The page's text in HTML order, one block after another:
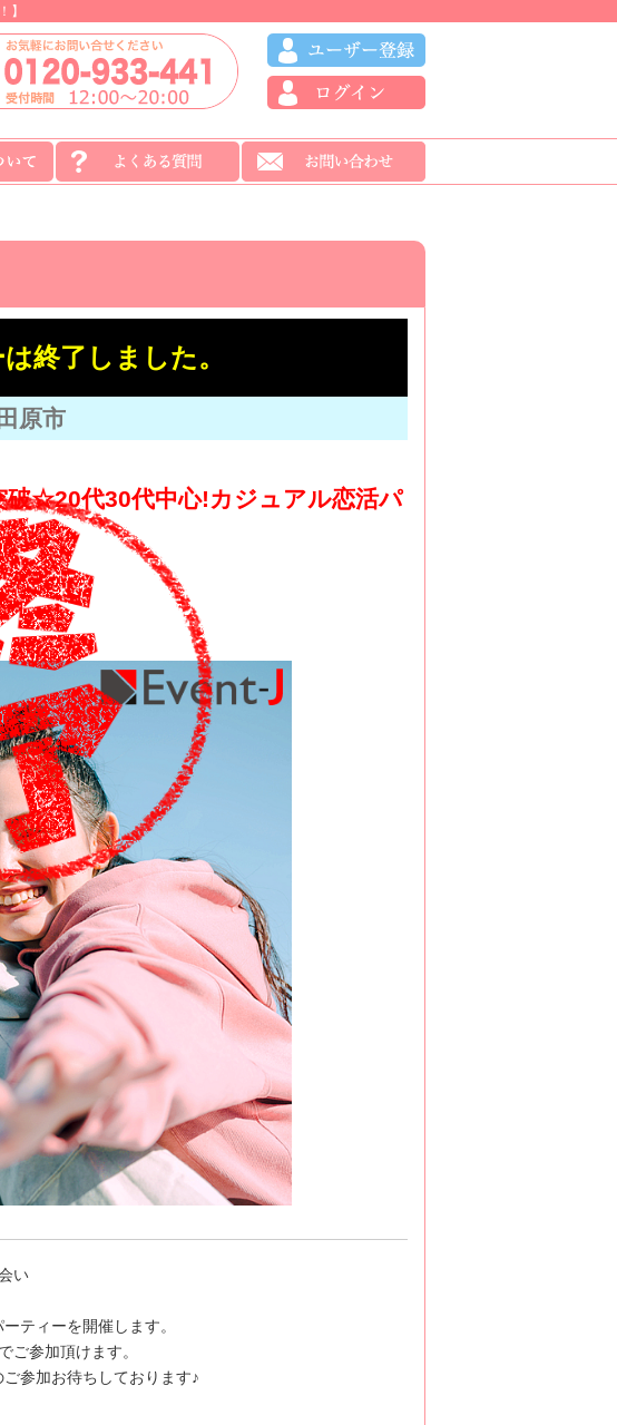
】
終了しました。
原市
破☆20代30代中心!カジュアル恋活パ
い
ティーを開催します。
ご参加頂けます。
参加お待ちしております♪